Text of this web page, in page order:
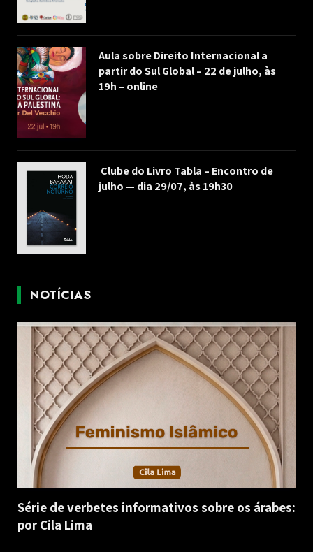
Aula sobre Direito Internacional a
partir do Sul Global – 22 de julho, às
19h – online
Clube do Livro Tabla – Encontro de
julho — dia 29/07, às 19h30
NOTÍCIAS
Série de verbetes informativos sobre os árabes:
por Cila Lima